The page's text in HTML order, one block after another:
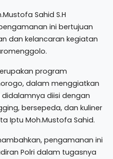
Sahid S.H
ini bertujuan
dan kelancaran kegiatan
program
dalam menggiatkan
diisi dengan
bersepeda, dan kuliner
Iptu Moh.Mustofa Sahid.
pengamanan ini
Polri dalam tugasnya